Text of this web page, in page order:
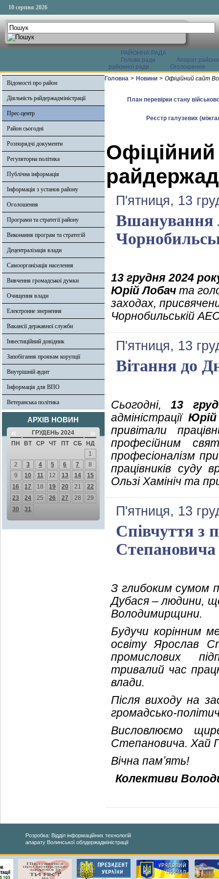
10 серпня 2026
РАЙОННА РАДА
Голова ради
Апарат
районної ради
Оголошення
Відомості про район
Діяльність райдержадміністрації
Прес-центр
Район сьогодні
Розпорядчі документи
Регуляторна політика
Публічна інформація
Інформація з установ району
Оголошення
Програми та стратегії району
Виконання програм та стратегій
Децентралізація влади
Самоорганізація населення
Вивчення громадської думки
Очищення влади
Електронне звернення
Вакансії державної служби
Інвестиційний довідник
Запобігання проявам корупції
Внутрішній аудит
Інформація для ВПО
Ветеранська політика
АРХІВ НОВИН
« ГРУДЕНЬ 2024 »
ПН ВТ СР ЧТ ПТ СБ
НД
1
2
3 4 5 6 7
8
9
10 11 12 13 14
15
16
17 18 19 20 21
22
23
24 25 26 27 28
29
30
31
Головна > Новини > Офіційний сайт
План перевірки стану
Реєстр галузевих
П'ятниця, 13
Вшанування
13 грудня 2024
Юрій Лобач та
заходах,
Чорнобильській
П'ятниця, 13
Вітання до
Сьогодні,13
адміністрації
привітали
професійним
професіоналізм
працівників суду
Ользі Хамініч та
П'ятниця, 13
Співчуття з
Степановича
З глибоким сумом
Дубася – людини,
Володимирщини.
Будучи корінним
освіту Ярослав
промислових
тривалий час
влади.
Після виходу на
громадсько-
Висловлюємо
Степановича. Хай
Вічна памʼять!
Колективи
Розробка: Відділ інформаційних технологій
апарату Волинської облдержадміністрації